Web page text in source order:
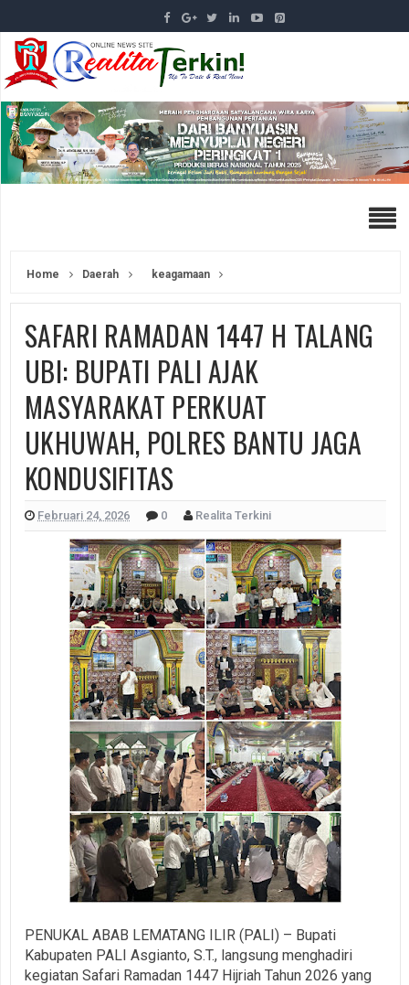
Home Daerah keagamaan
SAFARI RAMADAN 1447 H TALANG
UBI: BUPATI PALI AJAK
MASYARAKAT PERKUAT
UKHUWAH, POLRES BANTU JAGA
KONDUSIFITAS
Februari 24, 2026 0 Realita Terkini
PENUKAL ABAB LEMATANG ILIR (PALI) – Bupati
Kabupaten PALI Asgianto, S.T., langsung menghadiri
kegiatan Safari Ramadan 1447 Hijriah Tahun 2026 yang